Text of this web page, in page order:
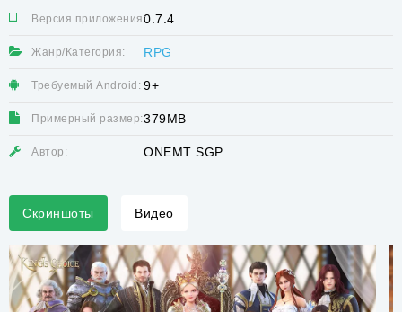
Версия приложения:0.7.4
Жанр/Категория: RPG
Требуемый Android: 9+
Примерный размер:379MB
Автор: ONEMT SGP
Скриншоты Видео